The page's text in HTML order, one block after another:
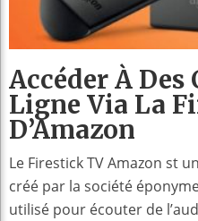
Accéder À Des
Ligne Via La
D’Amazon
Le Firestick TV Amazon st
créé par la société
utilisé pour écouter de